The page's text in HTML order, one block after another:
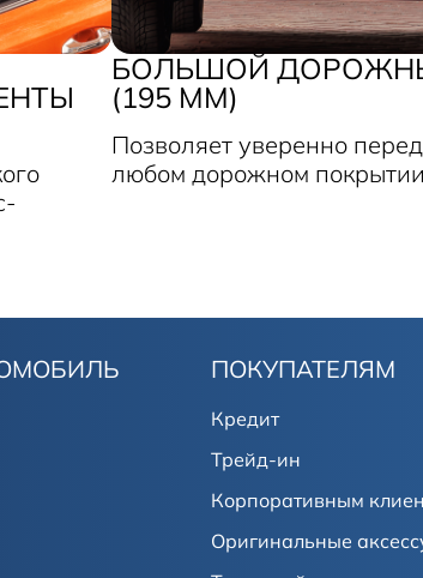
БОЛЬШОЙ
(195 ММ)
Позволяет уверенно
любом дорожном
ПОКУПАТЕЛЯМ
Кредит
Трейд-ин
Корпоративным
Оригинальные